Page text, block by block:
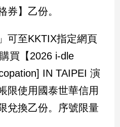
券】乙份。
可至KKTIX指定網頁
買【2026 i-dle
IN TAIPEI 演
限使用國泰世華信用
兌換乙份。序號限量